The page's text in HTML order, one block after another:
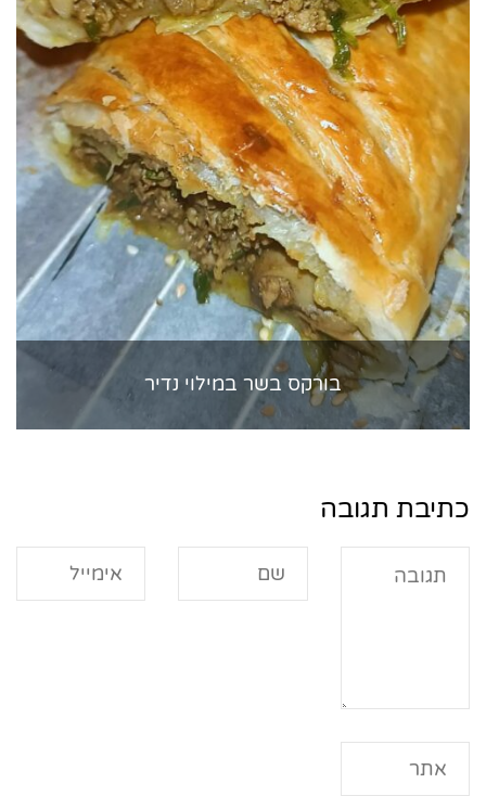
בורקס בשר במילוי נדיר
כתיבת תגובה